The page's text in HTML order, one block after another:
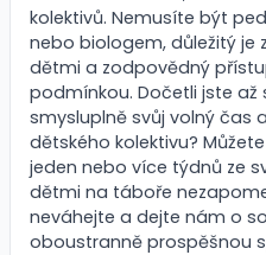
kolektivů. Nemusíte být
nebo biologem, důležitý je
dětmi a zodpovědný
podmínkou. Dočetli jste až
smysluplně svůj volný čas
dětského kolektivu?
jeden nebo více týdnů ze
dětmi na táboře
neváhejte a dejte nám o
oboustranně prospěšnou